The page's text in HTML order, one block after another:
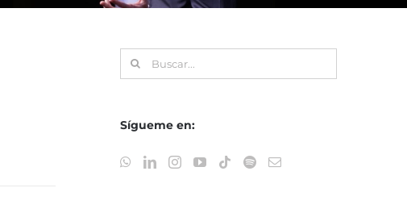
Buscar:
Sígueme en: